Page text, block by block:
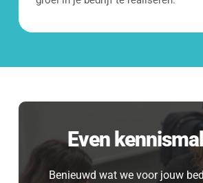
Even
Benieuwd wat we voor jouw